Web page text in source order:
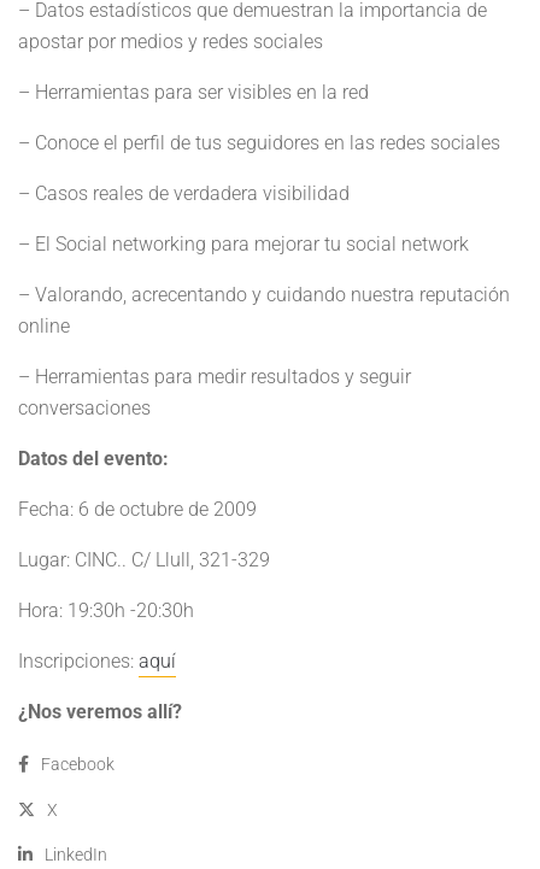
– Datos estadísticos que demuestran la importancia de
apostar por medios y redes sociales
– Herramientas para ser visibles en la red
– Conoce el perfil de tus seguidores en las redes sociales
– Casos reales de verdadera visibilidad
– El Social networking para mejorar tu social network
– Valorando, acrecentando y cuidando nuestra reputación
online
– Herramientas para medir resultados y seguir
conversaciones
Datos del evento:
Fecha: 6 de octubre de 2009
Lugar: CINC.. C/ Llull, 321-329
Hora: 19:30h -20:30h
Inscripciones: aquí
¿Nos veremos allí?
Facebook
X
LinkedIn